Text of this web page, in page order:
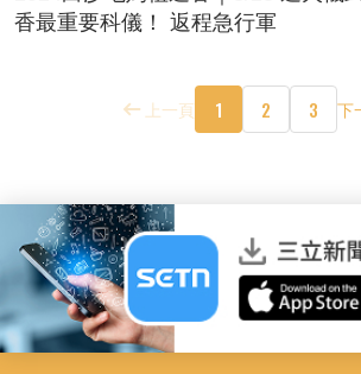
香最重要科儀！ 返程急行軍
上一頁 1 2 3 下